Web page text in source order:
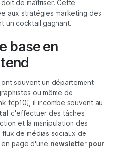
doit de maîtriser. Cette
aux stratégies marketing des
un cocktail gagnant.
base en
souvent un département
ou même de
top10}, il incombe souvent au
d'effectuer des tâches
et la manipulation des
de médias sociaux de
page d'une newsletter pour